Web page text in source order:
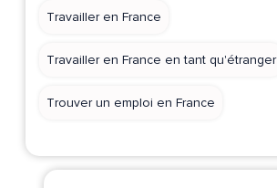
Travailler en France
Travailler en France en tant qu'étranger
Trouver un emploi en France